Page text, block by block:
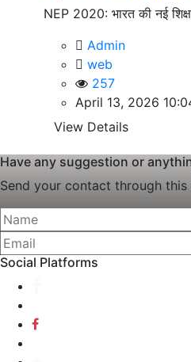
NEP 2020: भारत की नई
Admin
web
257
April 13, 2026
View Details
Have any suggestion or
Send your contact through this
Social Platforms